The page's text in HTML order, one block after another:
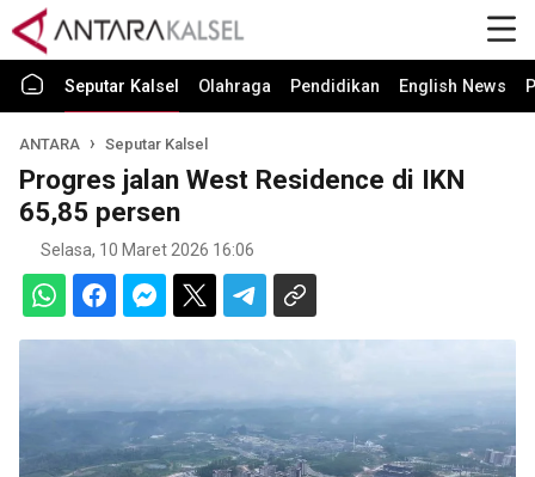
Seputar Kalsel Olahraga Pendidikan English News
ANTARA Seputar Kalsel
Progres jalan West Residence di IKN
65,85 persen
Selasa, 10 Maret 2026 16:06